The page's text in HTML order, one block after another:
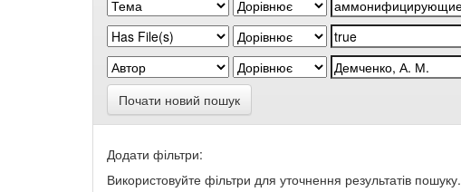
Почати новий пошук
Додати фільтри:
Використовуйте фільтри для уточнення результатів пошуку.